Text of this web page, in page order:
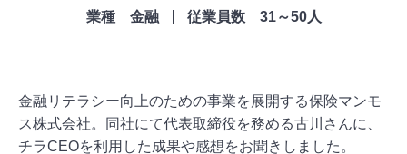
業種 金融 従業員数 31～50人
金融リテラシー向上のための事業を展開する保険マンモ
ス株式会社。同社にて代表取締役を務める古川さんに、
チラCEOを利用した成果や感想をお聞きしました。